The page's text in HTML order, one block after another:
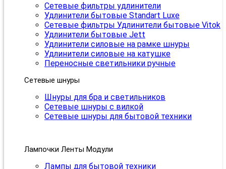
Сетевые фильтры удлинители
Удлинители бытовые Standart Luxe
Сетевые фильтры Удлинители бытовые Vitok
Удлинители бытовые Jett
Удлинители силовые на рамке шнуры
Удлинители силовые на катушке
Переносные светильники ручные
Сетевые шнуры
Шнуры для бра и светильников
Сетевые шнуры с вилкой
Сетевые шнуры для бытовой техники
Лампочки Ленты Модули
Лампы для бытовой техники